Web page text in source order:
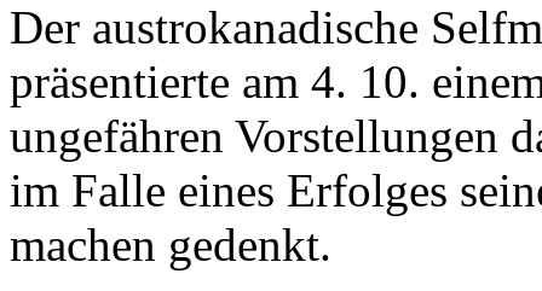
Der austrokanadische
präsentierte am 4. 10.
ungefähren Vorstellungen
im Falle eines Erfolges
machen gedenkt.